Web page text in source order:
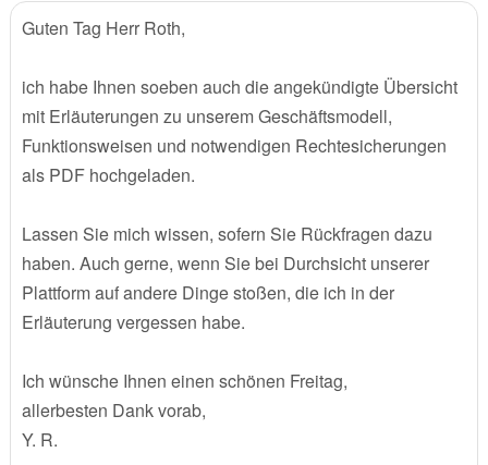
Guten Tag Herr Roth,
ich habe Ihnen soeben auch die angekündigte Übersicht
mit Erläuterungen zu unserem Geschäftsmodell,
Funktionsweisen und notwendigen Rechtesicherungen
als PDF hochgeladen.
Lassen Sie mich wissen, sofern Sie Rückfragen dazu
haben. Auch gerne, wenn Sie bei Durchsicht unserer
Plattform auf andere Dinge stoßen, die ich in der
Erläuterung vergessen habe.
Ich wünsche Ihnen einen schönen Freitag,
allerbesten Dank vorab,
Y. R.